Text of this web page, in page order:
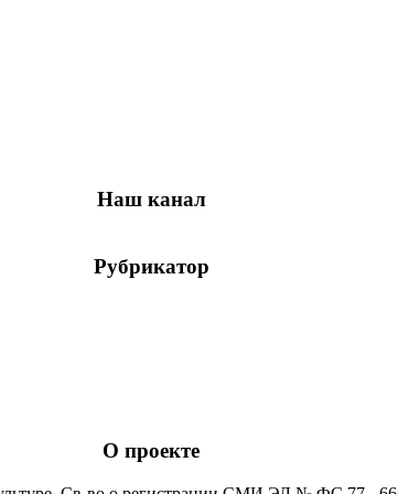
Наш канал
Рубрикатор
О проекте